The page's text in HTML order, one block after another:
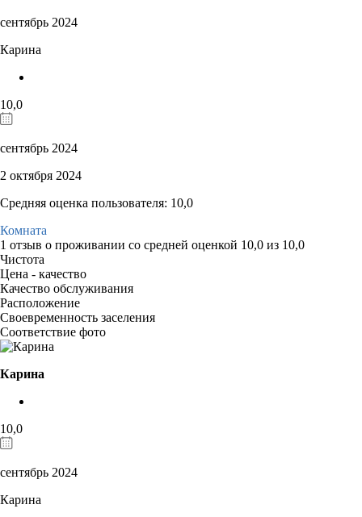
сентябрь 2024
Карина
10,0
сентябрь 2024
2 октября 2024
Средняя оценка пользователя: 10,0
Комната
1 отзыв о проживании со средней оценкой 10,0 из 10,0
Чистота
Цена - качество
Качество обслуживания
Расположение
Своевременность заселения
Соответствие фото
Карина
10,0
сентябрь 2024
Карина